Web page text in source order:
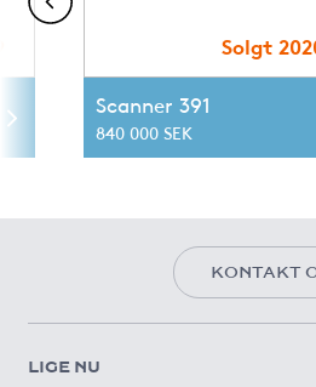
Solgt
Scanner 391
840 000 SEK
KONTAKT
LIGE NU